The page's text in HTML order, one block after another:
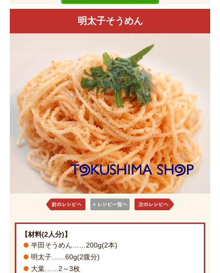
明太子そうめん
【材料(2人分)】
半田そうめん……200g(2本)
明太子……60g(2腹分)
大葉……2～3枚